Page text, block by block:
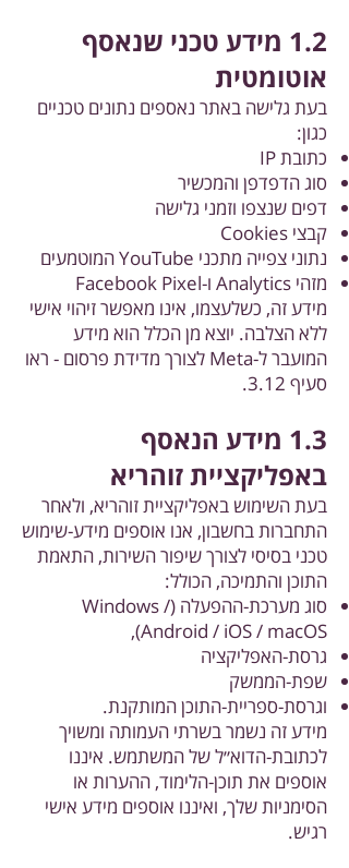
1.2 מידע טכני שנאסף
אוטומטית
בעת גלישה באתר נאספים נתונים טכניים
כגון:
כתובת IP
סוג הדפדפן והמכשיר
דפים שנצפו וזמני גלישה
קבצי Cookies
נתוני צפייה מתכני YouTube המוטמעים
מזהי Analytics ו-Facebook Pixel
מידע זה, כשלעצמו, אינו מאפשר זיהוי אישי
ללא הצלבה. יוצא מן הכלל הוא מידע
המועבר ל-Meta לצורך מדידת פרסום - ראו
סעיף 3.12.
1.3 מידע הנאסף
באפליקציית זוהריא
בעת השימוש באפליקציית זוהריא, ולאחר
התחברות בחשבון, אנו אוספים מידע-שימוש
טכני בסיסי לצורך שיפור השירות, התאמת
התוכן והתמיכה, הכולל:
סוג מערכת-ההפעלה (Windows /
Android / iOS / macOS),
גרסת-האפליקציה
שפת-הממשק
וגרסת-ספריית-התוכן המותקנת.
מידע זה נשמר בשרתי העמותה ומשויך
לכתובת-הדוא״ל של המשתמש. איננו
אוספים את תוכן-הלימוד, ההערות או
הסימניות שלך, ואיננו אוספים מידע אישי
רגיש.